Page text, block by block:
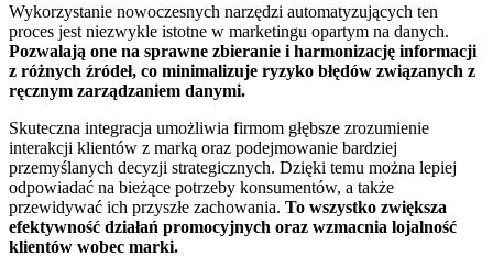
Wykorzystanie nowoczesnych narzędzi automatyzujących ten
proces jest niezwykle istotne w marketingu opartym na danych.
Pozwalają one na sprawne zbieranie i harmonizację informacji
z różnych źródeł, co minimalizuje ryzyko błędów związanych z
ręcznym zarządzaniem danymi.
Skuteczna integracja umożliwia firmom głębsze zrozumienie
interakcji klientów z marką oraz podejmowanie bardziej
przemyślanych decyzji strategicznych. Dzięki temu można lepiej
odpowiadać na bieżące potrzeby konsumentów, a także
przewidywać ich przyszłe zachowania. To wszystko zwiększa
efektywność działań promocyjnych oraz wzmacnia lojalność
klientów wobec marki.